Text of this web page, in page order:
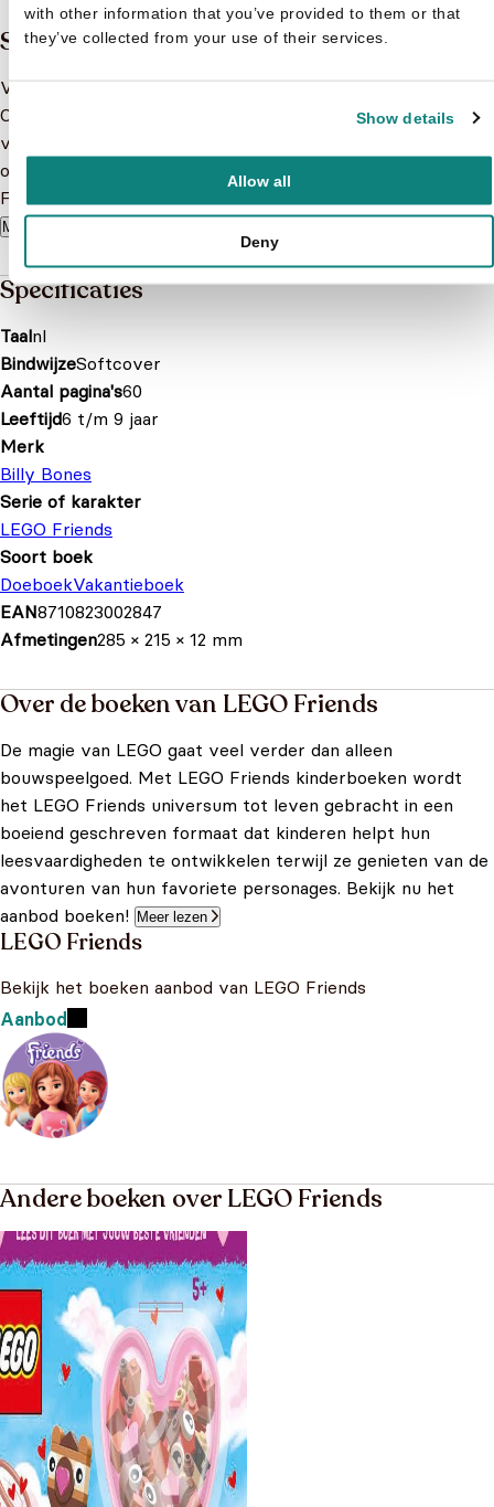
with other information that you’ve provided to them or that
they’ve collected from your use of their services.
Show details
Allow all
Deny
Samenvatting
Volg de avonturen van de hartsvriendinnen uit Hearlake
City in het LEGO Friends vakantieboek. Dit extra dikke
vakantieboek staat vol leuke opdrachten: knutselen,
ontwerpen, puzzels en spelletjes. En je krijgt er een LEGO
Friends minifiguur.
Meer lezen
Specificaties
Taalnl
BindwijzeSoftcover
Aantal pagina's60
Leeftijd6 t/m 9 jaar
Merk
Billy Bones
Serie of karakter
LEGO Friends
Soort boek
DoeboekVakantieboek
EAN8710823002847
Afmetingen285 × 215 × 12 mm
Over de boeken van LEGO Friends
De magie van LEGO gaat veel verder dan alleen
bouwspeelgoed. Met LEGO Friends kinderboeken wordt
het LEGO Friends universum tot leven gebracht in een
boeiend geschreven formaat dat kinderen helpt hun
leesvaardigheden te ontwikkelen terwijl ze genieten van de
avonturen van hun favoriete personages. Bekijk nu het
aanbod boeken!
Meer lezen
LEGO Friends
Bekijk het boeken aanbod van LEGO Friends
Aanbod
Andere boeken over LEGO Friends